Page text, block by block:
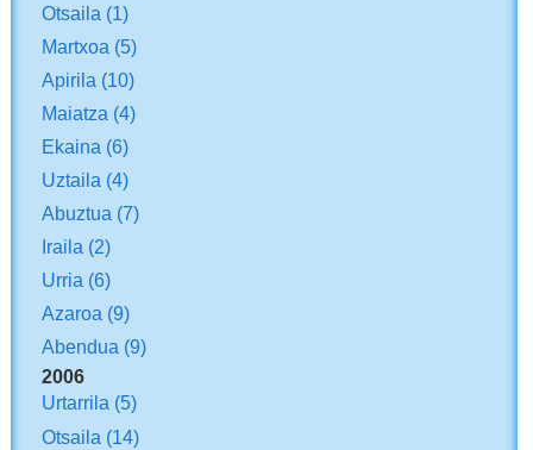
Otsaila (1)
Martxoa (5)
Apirila (10)
Maiatza (4)
Ekaina (6)
Uztaila (4)
Abuztua (7)
Iraila (2)
Urria (6)
Azaroa (9)
Abendua (9)
2006
Urtarrila (5)
Otsaila (14)